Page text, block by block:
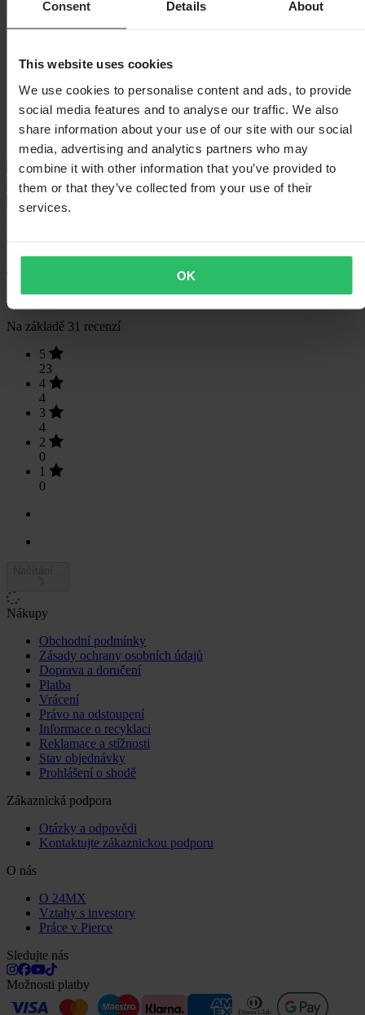
Consent Details About
This website uses cookies
We use cookies to personalise content and ads, to provide
social media features and to analyse our traffic. We also
share information about your use of our site with our social
media, advertising and analytics partners who may
combine it with other information that you’ve provided to
them or that they’ve collected from your use of their
services.
OK
StylTouring
IzolaceAno – Odnímatelný
Výška balení400
Velikost oblečení
XS
Šířka balení400
Průvodce velikostmi
Doprava a vrácení
Bezpečnostní informace
Na základě 31 recenzí
5
23
4
4
3
4
2
0
1
0
Nákupy
Obchodní podmínky
Zásady ochrany osobních údajů
Doprava a doručení
Platba
Vrácení
Právo na odstoupení
Informace o recyklaci
Reklamace a stížnosti
Stav objednávky
Prohlášení o shodě
Zákaznická podpora
Otázky a odpovědi
Kontaktujte zákaznickou podporu
O nás
O 24MX
Vztahy s investory
Práce v Pierce
Sledujte nás
Možnosti platby